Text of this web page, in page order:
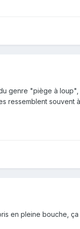
genre "piège à
ressemblent souvent
en pleine bouche, ça